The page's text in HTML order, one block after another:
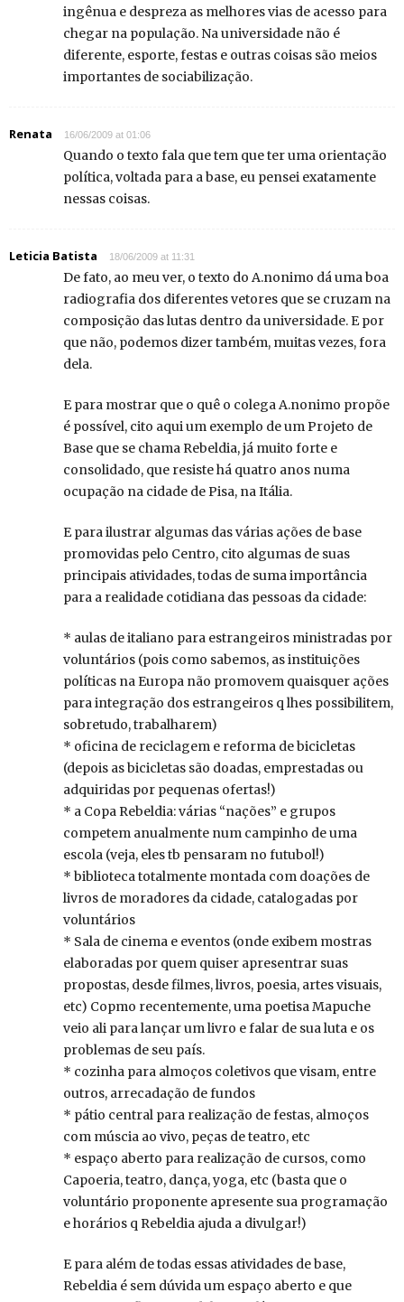
ingênua e despreza as melhores vias de acesso para
chegar na população. Na universidade não é
diferente, esporte, festas e outras coisas são meios
importantes de sociabilização.
Renata 16/06/2009 at 01:06
Quando o texto fala que tem que ter uma orientação
política, voltada para a base, eu pensei exatamente
nessas coisas.
Leticia Batista 18/06/2009 at 11:31
De fato, ao meu ver, o texto do A.nonimo dá uma boa
radiografia dos diferentes vetores que se cruzam na
composição das lutas dentro da universidade. E por
que não, podemos dizer também, muitas vezes, fora
dela.
E para mostrar que o quê o colega A.nonimo propõe
é possível, cito aqui um exemplo de um Projeto de
Base que se chama Rebeldia, já muito forte e
consolidado, que resiste há quatro anos numa
ocupação na cidade de Pisa, na Itália.
E para ilustrar algumas das várias ações de base
promovidas pelo Centro, cito algumas de suas
principais atividades, todas de suma importância
para a realidade cotidiana das pessoas da cidade:
* aulas de italiano para estrangeiros ministradas por
voluntários (pois como sabemos, as instituições
políticas na Europa não promovem quaisquer ações
para integração dos estrangeiros q lhes possibilitem,
sobretudo, trabalharem)
* oficina de reciclagem e reforma de bicicletas
(depois as bicicletas são doadas, emprestadas ou
adquiridas por pequenas ofertas!)
* a Copa Rebeldia: várias “nações” e grupos
competem anualmente num campinho de uma
escola (veja, eles tb pensaram no futubol!)
* biblioteca totalmente montada com doações de
livros de moradores da cidade, catalogadas por
voluntários
* Sala de cinema e eventos (onde exibem mostras
elaboradas por quem quiser apresentrar suas
propostas, desde filmes, livros, poesia, artes visuais,
etc) Copmo recentemente, uma poetisa Mapuche
veio ali para lançar um livro e falar de sua luta e os
problemas de seu país.
* cozinha para almoços coletivos que visam, entre
outros, arrecadação de fundos
* pátio central para realização de festas, almoços
com múscia ao vivo, peças de teatro, etc
* espaço aberto para realização de cursos, como
Capoeria, teatro, dança, yoga, etc (basta que o
voluntário proponente apresente sua programação
e horários q Rebeldia ajuda a divulgar!)
E para além de todas essas atividades de base,
Rebeldia é sem dúvida um espaço aberto e que